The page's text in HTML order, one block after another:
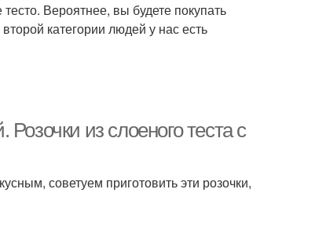
Вероятнее, вы будете покупать
категории людей у нас есть
из слоеного теста с
советуем приготовить эти розочки,